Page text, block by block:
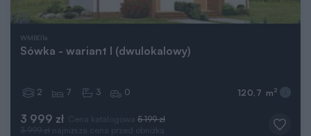
WMB01a
Sówka - wariant I (dwulokalowy)
3 999 zł Cena katalogowa 5 199 zł
3 999 zł najniższa cena przed obniżką
2 7 3 0 120,7 m 2